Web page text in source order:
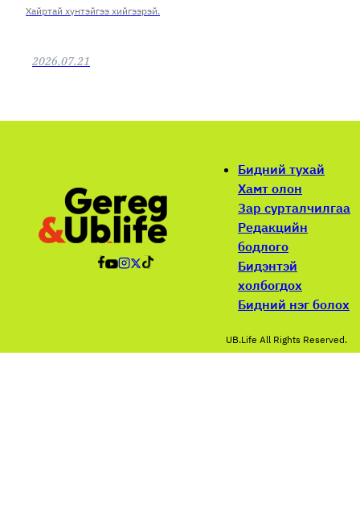
Хайртай хүнтэйгээ хийгээрэй.
2026.07.21
Бидний тухай
Хамт олон
Зар сурталчилгаа
Редакцийн
бодлого
Бидэнтэй
холбогдох
Бидний нэг болох
UB.Life All Rights Reserved.